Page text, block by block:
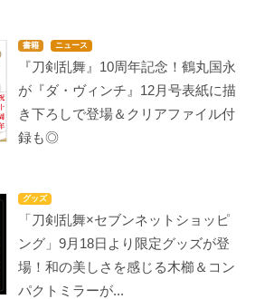
書籍 ニュース
『刀剣乱舞』10周年記念！鶴丸国永
が『ダ・ヴィンチ』12月号表紙に描
き下ろしで登場＆クリアファイル付
録も◎
グッズ
「刀剣乱舞×セブンネットショッピ
ング」9月18日より限定グッズが登
場！和の美しさを感じる木櫛＆コン
パクトミラーが...